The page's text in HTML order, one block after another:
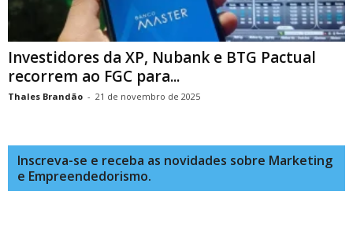
Investidores da XP, Nubank e BTG Pactual
recorrem ao FGC para...
Thales Brandão - 21 de novembro de 2025
Inscreva-se e receba as novidades sobre Marketing
e Empreendedorismo.